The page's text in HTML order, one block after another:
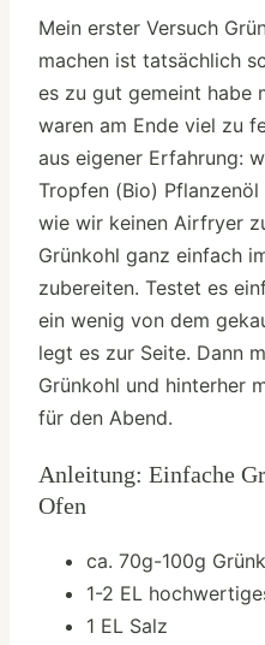
Mein erster Versuch
machen ist tatsächlich
es zu gut gemeint habe
waren am Ende viel zu
aus eigener Erfahrung:
Tropfen (Bio)
wie wir keinen Airfryer
Grünkohl ganz einfach
zubereiten. Testet es
ein wenig von dem
legt es zur Seite. Dann
Grünkohl und hinterher
für den Abend.
Anleitung: Einfache
Ofen
ca. 70g-100g
1-2 EL
1 EL Salz